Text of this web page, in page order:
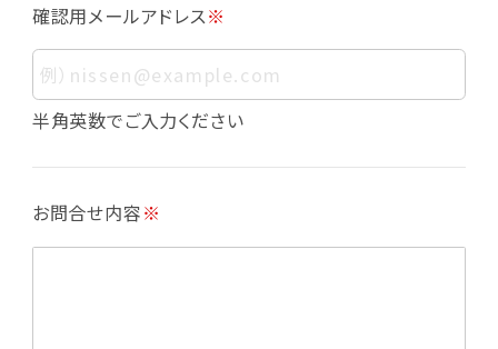
下の通りであり、これらの目的達成の範囲を超
えてお客様の個人情報を利用することはありま
せん。
・会員登録者の個人認証
・会員ポイントプログラムの運営
・メールマガジンの配信
・本サービスに関する規約等の変更の通知
確認用メールアドレス※
半角英数でご入力ください
お問合せ内容※